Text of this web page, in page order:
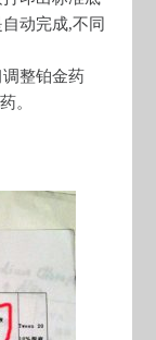
动完成,不同
整铂金药
。